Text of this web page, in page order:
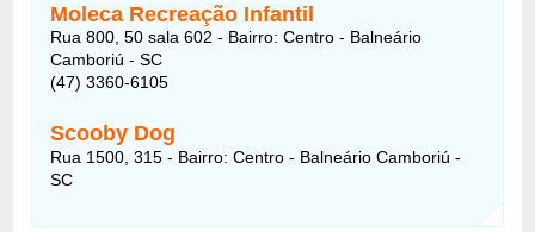
Moleca Recreação Infantil
Rua 800, 50 sala 602 - Bairro: Centro - Balneário
Camboriú - SC
(47) 3360-6105
Scooby Dog
Rua 1500, 315 - Bairro: Centro - Balneário Camboriú -
SC